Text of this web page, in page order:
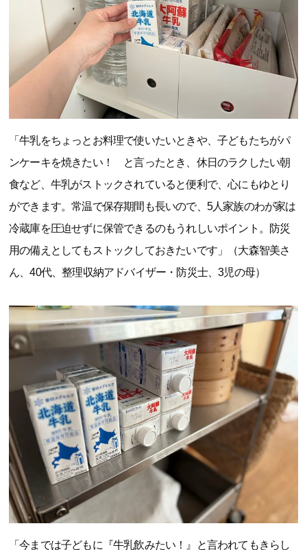
「牛乳をちょっとお料理で使いたいときや、子どもたちがパ
ンケーキを焼きたい！ と言ったとき、休日のラクしたい朝
食など、牛乳がストックされていると便利で、心にもゆとり
ができます。常温で保存期間も長いので、5人家族のわが家は
冷蔵庫を圧迫せずに保管できるのもうれしいポイント。防災
用の備えとしてもストックしておきたいです」（大森智美さ
ん、40代、整理収納アドバイザー・防災士、3児の母）
「今までは子どもに『牛乳飲みたい！』と言われてもきらし